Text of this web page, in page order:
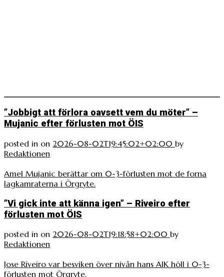
”Jobbigt att förlora oavsett vem du möter” –
Mujanic efter förlusten mot ÖIS
posted in on 2026-08-02T19:45:02+02:00 by
Redaktionen
Amel Mujanic berättar om 0-3-förlusten mot de forna
lagkamraterna i Örgryte.
”Vi gick inte att känna igen” – Riveiro efter
förlusten mot ÖIS
posted in on 2026-08-02T19:18:58+02:00 by
Redaktionen
Jose Riveiro var besviken över nivån hans AIK höll i 0-3-
förlusten mot Örgryte.